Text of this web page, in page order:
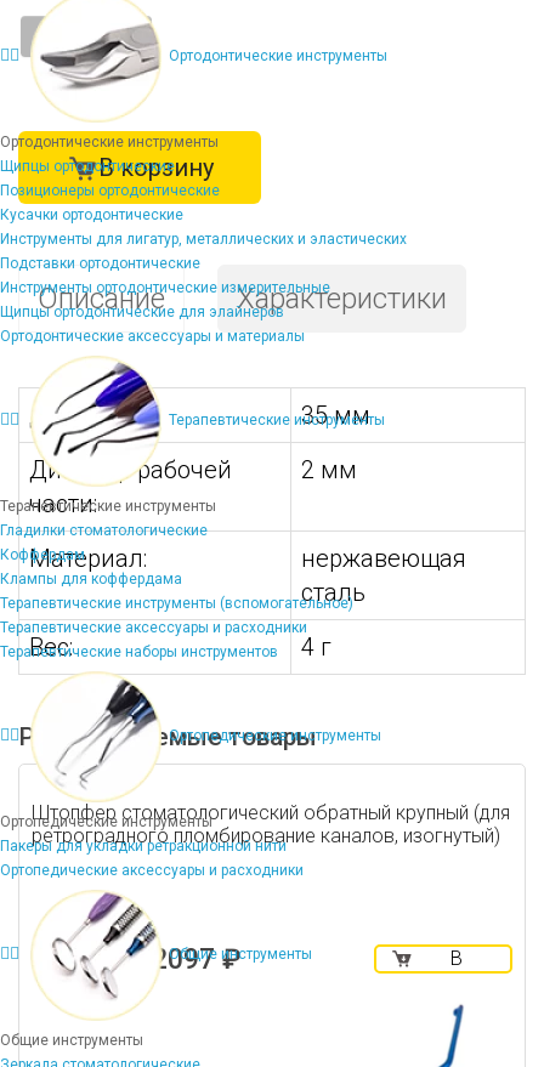
Ортодонтические инструменты
Ортодонтические инструменты
Щипцы ортодонтические
Позиционеры ортодонтические
Кусачки ортодонтические
Инструменты для лигатур, металлических и эластических
Подставки ортодонтические
Инструменты ортодонтические измерительные
Щипцы ортодонтические для элайнеров
Ортодонтические аксессуары и материалы
Терапевтические инструменты
Терапевтические инструменты
Гладилки стоматологические
Коффердам
Клампы для коффердама
Терапевтические инструменты (вспомогательное)
Терапевтические аксессуары и расходники
Терапевтические наборы инструментов
Ортопедические инструменты
Ортопедические инструменты
Пакеры для укладки ретракционной нити
Ортопедические аксессуары и расходники
Общие инструменты
Общие инструменты
- +
В корзину
Описание Характеристики
Длина:
35 мм
Диаметр рабочей
части:
2 мм
Материал:
нержавеющая
сталь
Вес:
4 г
Рекомендуемые товары
Штопфер стоматологический обратный крупный (для
ретроградного пломбирование каналов, изогнутый)
2097 ₽
В